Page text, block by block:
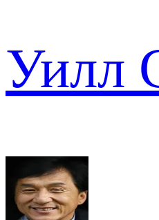
Уилл